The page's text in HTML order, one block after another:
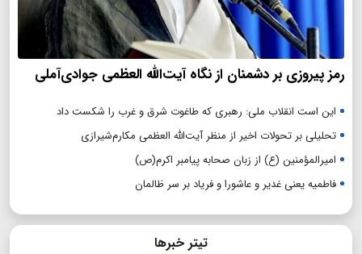
رمز پیروزی بر دشمنان از نگاه آیت‌الله العظمی جوادی‌آملی
این است انقلاب ملی: رهبری که طاغوت شرق و غرب را شکست داد
تحلیلی بر تحولات اخیر از منظر آیت‌الله العظمی مکارم‌شیرازی
امیرالمؤمنین (ع) از زبان صحابه پیامبر اکرم(ص)
فاطمیه یعنی غدیر و عاشورا و فریاد بر سر ظالمان
تیتر خبرها